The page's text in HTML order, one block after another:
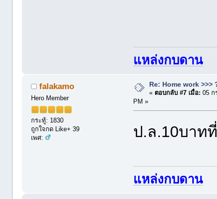
แหล่งกบดาน
falakamo
Hero Member
กระทู้: 1830
ถูกใจกด Like+ 39
เพศ:
Re: Home work >>>
« ตอบกลับ #7 เมื่อ: 05 ก
PM »
ป.ล.10บาท
แหล่งกบดาน